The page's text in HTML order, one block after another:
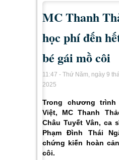
Xem - Nghe - Đọc
MC Thanh
học phí đến
bé gái mồ côi
11:47 - Thứ Năm, ngày 9
2025
Trong chương
Việt, MC Thanh
Châu Tuyết Vân, ca
Phạm Đình Thái
chứng kiến hoàn
côi.